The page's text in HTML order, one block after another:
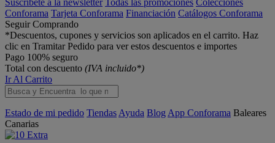
Suscríbete a la newsletter Todas las promociones Colecciones
Conforama Tarjeta Conforama Financiación Catálogos Conforama
Seguir Comprando
*Descuentos, cupones y servicios son aplicados en el carrito. Haz
clic en Tramitar Pedido para ver estos descuentos e importes
Pago 100% seguro
Total con descuento (IVA incluido*)
Ir Al Carrito
Estado de mi pedido Tiendas Ayuda Blog App Conforama Baleares
Canarias